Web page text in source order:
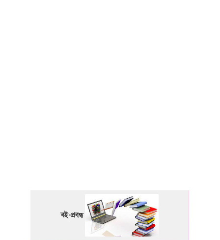
বই-প্রবন্ধ